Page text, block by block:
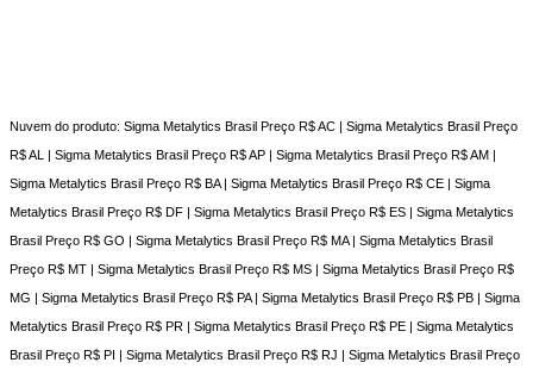
Nuvem do produto: Sigma Metalytics Brasil Preço R$ AC | Sigma Metalytics Brasil Preço
R$ AL | Sigma Metalytics Brasil Preço R$ AP | Sigma Metalytics Brasil Preço R$ AM |
Sigma Metalytics Brasil Preço R$ BA | Sigma Metalytics Brasil Preço R$ CE | Sigma
Metalytics Brasil Preço R$ DF | Sigma Metalytics Brasil Preço R$ ES | Sigma Metalytics
Brasil Preço R$ GO | Sigma Metalytics Brasil Preço R$ MA | Sigma Metalytics Brasil
Preço R$ MT | Sigma Metalytics Brasil Preço R$ MS | Sigma Metalytics Brasil Preço R$
MG | Sigma Metalytics Brasil Preço R$ PA | Sigma Metalytics Brasil Preço R$ PB | Sigma
Metalytics Brasil Preço R$ PR | Sigma Metalytics Brasil Preço R$ PE | Sigma Metalytics
Brasil Preço R$ PI | Sigma Metalytics Brasil Preço R$ RJ | Sigma Metalytics Brasil Preço